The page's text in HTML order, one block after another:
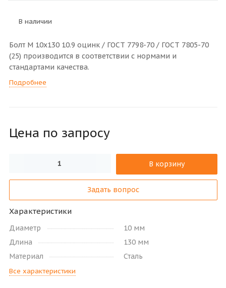
В наличии
Болт M 10x130 10.9 оцинк / ГОСТ 7798-70 / ГОСТ 7805-70
(25) производится в соответствии с нормами и
стандартами качества.
Подробнее
Цена по запросу
В корзину
Задать вопрос
Характеристики
Диаметр
10 мм
Длина
130 мм
Материал
Сталь
Все характеристики